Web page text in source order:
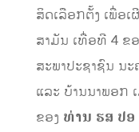
ສິດເລືອກຕັ້ງ ເພື່ອ
ສາມັນ ເທື່ອທີ 4 ຂ
ສະພາປະຊາຊົນ ນ
ແລະ ບ້ານນາພອກ
ຂອງ ທ່ານ ຮສ ປ